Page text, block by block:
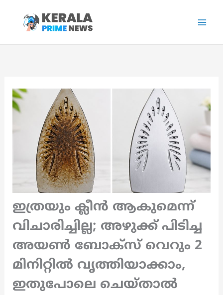
content
ഇത്രയും ക്ലീൻ ആകുമെന്ന്
വിചാരിച്ചില്ല; അഴുക്ക് പിടിച്ച
അയൺ ബോക്സ് വെറും 2
മിനിറ്റിൽ വൃത്തിയാക്കാം,
ഇതുപോലെ ചെയ്‌താൽ